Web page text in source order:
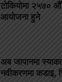
टोकियोमा २५७० औँ
आयोजना हुने
अब जापानमा
नवीकरणमा कडाइ,